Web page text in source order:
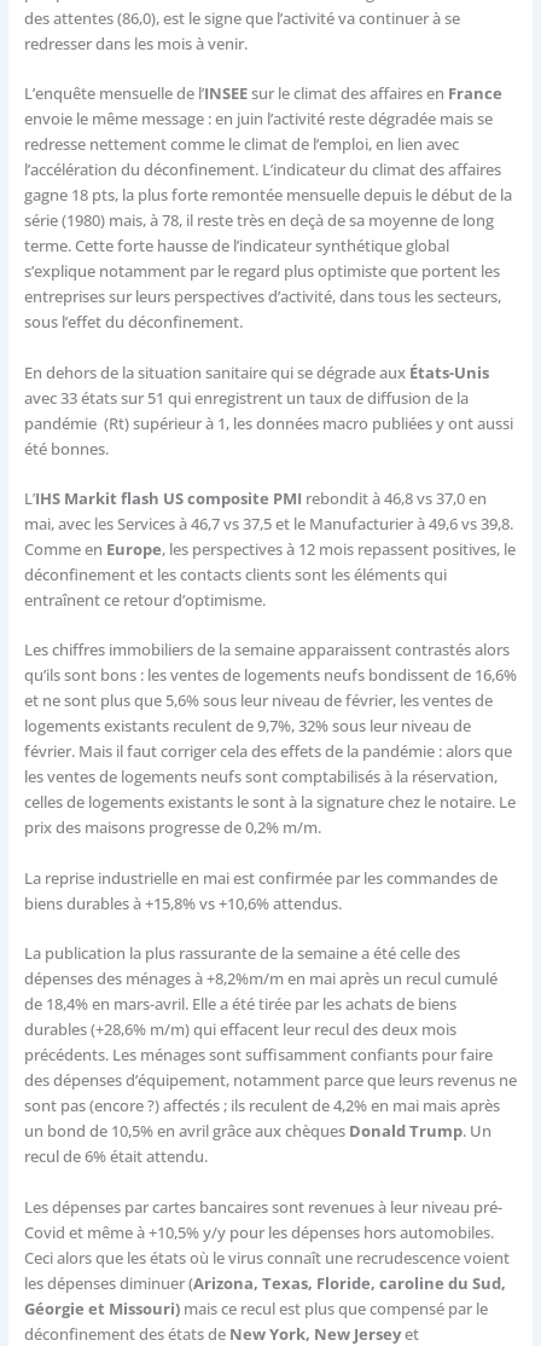
des attentes (86,0), est le signe que l’activité va continuer à se
redresser dans les mois à venir.
L’enquête mensuelle de l’INSEEsur le climat des affaires en France
envoie le même message : en juin l’activité reste dégradée mais se
redresse nettement comme le climat de l’emploi, en lien avec
l’accélération du déconfinement. L’indicateur du climat des affaires
gagne 18 pts, la plus forte remontée mensuelle depuis le début de la
série (1980) mais, à 78, il reste très en deçà de sa moyenne de long
terme. Cette forte hausse de l’indicateur synthétique global
s’explique notamment par le regard plus optimiste que portent les
entreprises sur leurs perspectives d’activité, dans tous les secteurs,
sous l’effet du déconfinement.
En dehors de la situation sanitaire qui se dégrade aux États-Unis
avec 33 états sur 51 qui enregistrent un taux de diffusion de la
pandémie (Rt) supérieur à 1, les données macro publiées y ont aussi
été bonnes.
L’IHS Markit flash US composite PMI rebondit à 46,8 vs 37,0 en
mai, avec les Services à 46,7 vs 37,5 et le Manufacturier à 49,6 vs 39,8.
Comme en Europe, les perspectives à 12 mois repassent positives, le
déconfinement et les contacts clients sont les éléments qui
entraînent ce retour d’optimisme.
Les chiffres immobiliers de la semaine apparaissent contrastés alors
qu’ils sont bons : les ventes de logements neufs bondissent de 16,6%
et ne sont plus que 5,6% sous leur niveau de février, les ventes de
logements existants reculent de 9,7%, 32% sous leur niveau de
février. Mais il faut corriger cela des effets de la pandémie : alors que
les ventes de logements neufs sont comptabilisés à la réservation,
celles de logements existants le sont à la signature chez le notaire. Le
prix des maisons progresse de 0,2% m/m.
La reprise industrielle en mai est confirmée par les commandes de
biens durables à +15,8% vs +10,6% attendus.
La publication la plus rassurante de la semaine a été celle des
dépenses des ménages à +8,2%m/m en mai après un recul cumulé
de 18,4% en mars-avril. Elle a été tirée par les achats de biens
durables (+28,6% m/m) qui effacent leur recul des deux mois
précédents. Les ménages sont suffisamment confiants pour faire
des dépenses d’équipement, notamment parce que leurs revenus ne
sont pas (encore ?) affectés ; ils reculent de 4,2% en mai mais après
un bond de 10,5% en avril grâce aux chèques Donald Trump. Un
recul de 6% était attendu.
Les dépenses par cartes bancaires sont revenues à leur niveau pré-
Covid et même à +10,5% y/y pour les dépenses hors automobiles.
Ceci alors que les états où le virus connaît une recrudescence voient
les dépenses diminuer (Arizona, Texas, Floride, caroline du Sud,
Géorgie et Missouri)mais ce recul est plus que compensé par le
déconfinement des états de New York, New Jerseyet